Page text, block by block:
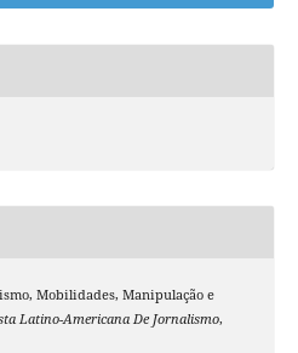
Mobilidades, Manipulação e
Latino-Americana De Jornalismo,